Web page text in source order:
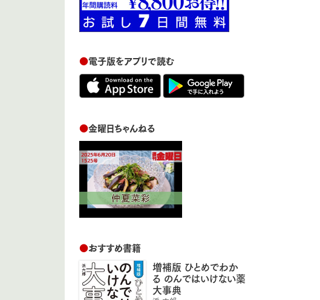
●電子版をアプリで読む
●金曜日ちゃんねる
●おすすめ書籍
増補版 ひとめでわか
る のんではいけない薬
大事典